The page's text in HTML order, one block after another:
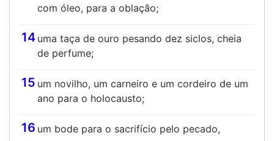
com óleo, para a oblação;
14 uma taça de ouro pesando dez siclos, cheia
de perfume;
15 um novilho, um carneiro e um cordeiro de um
ano para o holocausto;
16 um bode para o sacrifício pelo pecado,